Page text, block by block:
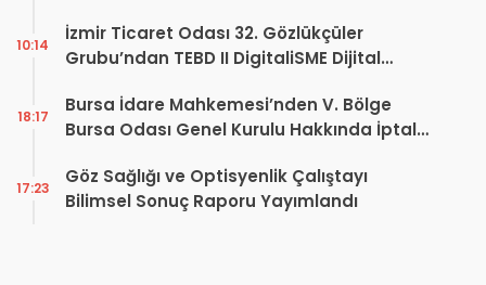
İzmir Ticaret Odası 32. Gözlükçüler
Grubu’ndan TEBD II DigitaliSME Dijital
10:14
Bursa İdare Mahkemesi’nden V. Bölge
Bursa Odası Genel Kurulu Hakkında İptal
18:17
Göz Sağlığı ve Optisyenlik Çalıştayı
Bilimsel Sonuç Raporu Yayımlandı
17:23